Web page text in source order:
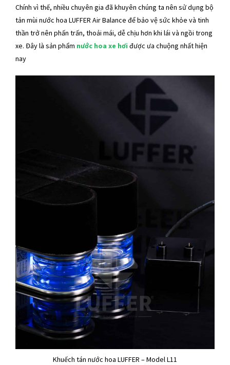
Chính vì thế, nhiều chuyên gia đã khuyên chúng ta nên sử dụng bộ
tản mùi nước hoa LUFFER Air Balance để bảo vệ sức khỏe và tinh
thần trở nên phấn trấn, thoải mái, dễ chịu hơn khi lái và ngồi trong
xe. Đây là sản phẩm nước hoa xe hơi được ưa chuộng nhất hiện
nay
Khuếch tán nước hoa LUFFER – Model L11